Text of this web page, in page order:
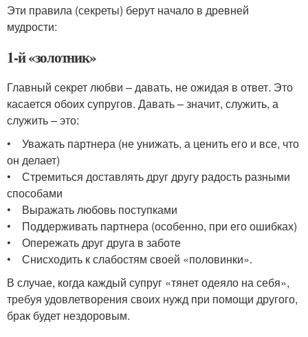
Эти правила (секреты) берут начало в древней
мудрости:
1-й «золотник»
Главный секрет любви – давать, не ожидая в ответ. Это
касается обоих супругов. Давать – значит, служить, а
служить – это:
• Уважать партнера (не унижать, а ценить его и все, что
он делает)
• Стремиться доставлять друг другу радость разными
способами
• Выражать любовь поступками
• Поддерживать партнера (особенно, при его ошибках)
• Опережать друг друга в заботе
• Снисходить к слабостям своей «половинки».
В случае, когда каждый супруг «тянет одеяло на себя»,
требуя удовлетворения своих нужд при помощи другого,
брак будет нездоровым.